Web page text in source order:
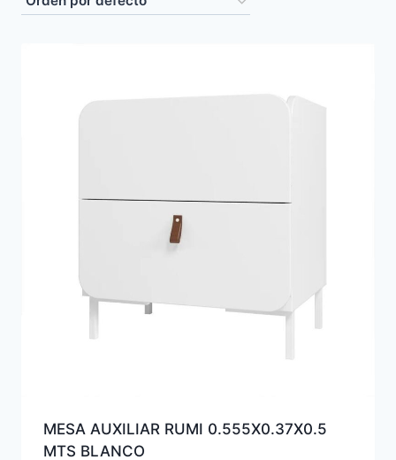
MESA AUXILIAR RUMI 0.555X0.37X0.5
MTS BLANCO